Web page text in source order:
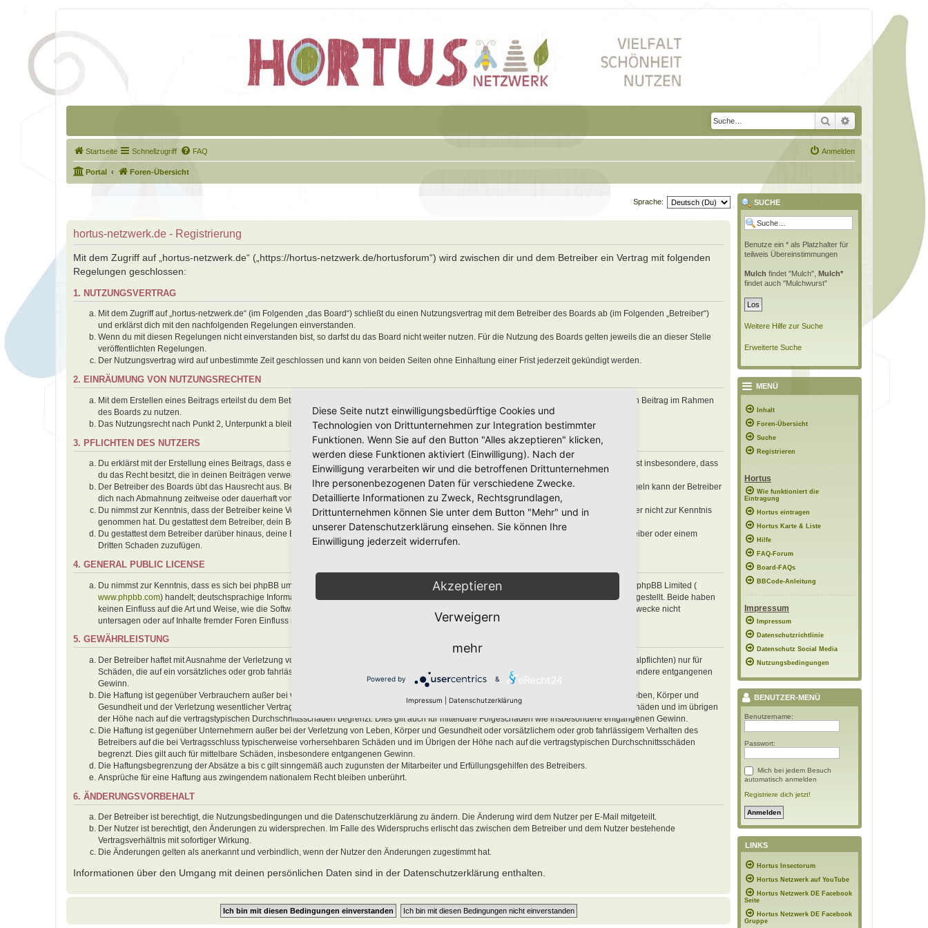
Suche Erweiterte Suche
Startseite Schnellzugriff FAQ Anmelden
Portal Foren-Übersicht
Sprache:
hortus-netzwerk.de - Registrierung
Mit dem Zugriff auf „hortus-netzwerk.de“ („https://hortus-netzwerk.de/hortusforum“) wird zwischen dir und dem Betreiber ein Vertrag mit folgenden
Regelungen geschlossen:
1. NUTZUNGSVERTRAG
Mit dem Zugriff auf „hortus-netzwerk.de“ (im Folgenden „das Board“) schließt du einen Nutzungsvertrag mit dem Betreiber des Boards ab (im Folgenden „Betreiber“)
und erklärst dich mit den nachfolgenden Regelungen einverstanden.
Wenn du mit diesen Regelungen nicht einverstanden bist, so darfst du das Board nicht weiter nutzen. Für die Nutzung des Boards gelten jeweils die an dieser Stelle
veröffentlichten Regelungen.
Der Nutzungsvertrag wird auf unbestimmte Zeit geschlossen und kann von beiden Seiten ohne Einhaltung einer Frist jederzeit gekündigt werden.
2. EINRÄUMUNG VON NUTZUNGSRECHTEN
Mit dem Erstellen eines Beitrags erteilst du dem Betreiber ein einfaches, zeitlich und räumlich unbeschränktes und unentgeltliches Recht, deinen Beitrag im Rahmen
des Boards zu nutzen.
Das Nutzungsrecht nach Punkt 2, Unterpunkt a bleibt auch nach Kündigung des Nutzungsvertrages bestehen.
3. PFLICHTEN DES NUTZERS
Du erklärst mit der Erstellung eines Beitrags, dass er keine Inhalte enthält, die gegen geltendes Recht oder die guten Sitten verstoßen. Du erklärst insbesondere, dass
du das Recht besitzt, die in deinen Beiträgen verwendeten Links und Bilder zu setzen bzw. zu verwenden.
Der Betreiber des Boards übt das Hausrecht aus. Bei Verstößen gegen diese Nutzungsbedingungen oder anderer im Board veröffentlichten Regeln kann der Betreiber
dich nach Abmahnung zeitweise oder dauerhaft von der Nutzung dieses Boards ausschließen und dir ein Hausverbot erteilen.
Du nimmst zur Kenntnis, dass der Betreiber keine Verantwortung für die Inhalte von Beiträgen übernimmt, die er nicht selbst erstellt hat oder die er nicht zur Kenntnis
genommen hat. Du gestattest dem Betreiber, dein Benutzerkonto, Beiträge und Funktionen jederzeit zu löschen oder zu sperren.
Du gestattest dem Betreiber darüber hinaus, deine Beiträge abzuändern, sofern sie gegen o. g. Regeln verstoßen oder geeignet sind, dem Betreiber oder einem
Dritten Schaden zuzufügen.
4. GENERAL PUBLIC LICENSE
Du nimmst zur Kenntnis, dass es sich bei phpBB um eine unter der „ GNU General Public License v2“ (GPL) bereitgestellten Foren-Software von phpBB Limited (
www.phpbb.com) handelt; deutschsprachige Informationen werden durch die deutschsprachige Community unter
zur Verfügung gestellt. Beide haben
keinen Einfluss auf die Art und Weise, wie die Software verwendet wird. Sie können insbesondere die Verwendung der Software für bestimmte Zwecke nicht
untersagen oder auf Inhalte fremder Foren Einfluss nehmen.
5. GEWÄHRLEISTUNG
Der Betreiber haftet mit Ausnahme der Verletzung von Leben, Körper und Gesundheit und der Verletzung wesentlicher Vertragspflichten (Kardinalpflichten) nur für
Schäden, die auf ein vorsätzliches oder grob fahrlässiges Verhalten zurückzuführen sind. Dies gilt auch für mittelbare Folgeschäden wie insbesondere entgangenen
Gewinn.
Die Haftung ist gegenüber Verbrauchern außer bei vorsätzlichem oder grob fahrlässigem Verhalten oder bei Schäden aus der Verletzung von Leben, Körper und
Gesundheit und der Verletzung wesentlicher Vertragspflichten (Kardinalpflichten) auf die bei Vertragsschluss typischerweise vorhersehbaren Schäden und im übrigen
der Höhe nach auf die vertragstypischen Durchschnittsschäden begrenzt. Dies gilt auch für mittelbare Folgeschäden wie insbesondere entgangenen Gewinn.
Die Haftung ist gegenüber Unternehmern außer bei der Verletzung von Leben, Körper und Gesundheit oder vorsätzlichem oder grob fahrlässigem Verhalten des
Betreibers auf die bei Vertragsschluss typischerweise vorhersehbaren Schäden und im Übrigen der Höhe nach auf die vertragstypischen Durchschnittsschäden
begrenzt. Dies gilt auch für mittelbare Schäden, insbesondere entgangenen Gewinn.
Die Haftungsbegrenzung der Absätze a bis c gilt sinngemäß auch zugunsten der Mitarbeiter und Erfüllungsgehilfen des Betreibers.
Ansprüche für eine Haftung aus zwingendem nationalem Recht bleiben unberührt.
6. ÄNDERUNGSVORBEHALT
Der Betreiber ist berechtigt, die Nutzungsbedingungen und die Datenschutzerklärung zu ändern. Die Änderung wird dem Nutzer per E-Mail mitgeteilt.
Der Nutzer ist berechtigt, den Änderungen zu widersprechen. Im Falle des Widerspruchs erlischt das zwischen dem Betreiber und dem Nutzer bestehende
Vertragsverhältnis mit sofortiger Wirkung.
Die Änderungen gelten als anerkannt und verbindlich, wenn der Nutzer den Änderungen zugestimmt hat.
Informationen über den Umgang mit deinen persönlichen Daten sind in der Datenschutzerklärung enthalten.
SUCHE
Benutze ein * als Platzhalter für
teilweis Übereinstimmungen
Mulch findet "Mulch", Mulch*
findet auch "Mulchwurst"
Weitere Hilfe zur Suche
Erweiterte Suche
MENÜ
Inhalt
Foren-Übersicht
Suche
Registrieren
Hortus
Wie funktioniert die
Eintragung
Hortus eintragen
Hortus Karte & Liste
Hilfe
FAQ-Forum
Board-FAQs
BBCode-Anleitung
Impressum
Impressum
Datenschutzrichtlinie
Datenschutz Social Media
Nutzungsbedingungen
BENUTZER-MENÜ
Benutzername:
Passwort:
Mich bei jedem Besuch
automatisch anmelden
Registriere dich jetzt!
LINKS
Hortus Insectorum
Hortus Netzwerk auf YouTube
Hortus Netzwerk DE Facebook
Seite
Hortus Netzwerk DE Facebook
Gruppe
Diese Seite nutzt einwilligungsbedürftige Cookies und
Technologien von Drittunternehmen zur Integration bestimmter
Funktionen. Wenn Sie auf den Button "Alles akzeptieren" klicken,
werden diese Funktionen aktiviert (Einwilligung). Nach der
Einwilligung verarbeiten wir und die betroffenen Drittunternehmen
Ihre personenbezogenen Daten für verschiedene Zwecke.
Detaillierte Informationen zu Zweck, Rechtsgrundlagen,
Drittunternehmen können Sie unter dem Button "Mehr" und in
unserer Datenschutzerklärung einsehen. Sie können Ihre
Einwilligung jederzeit widerrufen.
Akzeptieren
Verweigern
mehr
Powered by &
Impressum Datenschutzerklärung